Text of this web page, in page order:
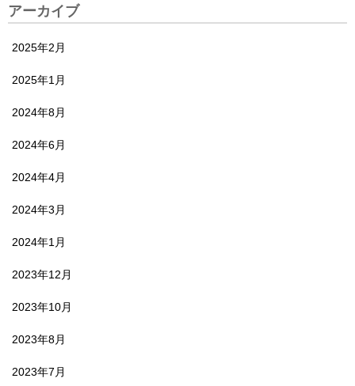
アーカイブ
2025年2月
2025年1月
2024年8月
2024年6月
2024年4月
2024年3月
2024年1月
2023年12月
2023年10月
2023年8月
2023年7月